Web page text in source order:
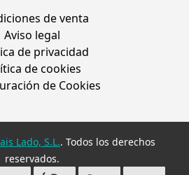
de venta
Aviso legal
de privacidad
de cookies
de Cookies
Lado, S.L.. Todos los derechos
reservados.